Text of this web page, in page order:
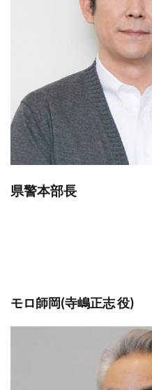
県警本部長
モロ師岡(寺嶋正志 役)